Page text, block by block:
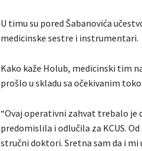
U timu su pored Šabanovića
medicinske sestre i instrumentari.
Kako kaže Holub, medicinski tim
prošlo u skladu sa očekivanim
“Ovaj operativni zahvat trebalo je
predomislila i odlučila za KCUS.
stručni doktori. Sretna sam da i mi